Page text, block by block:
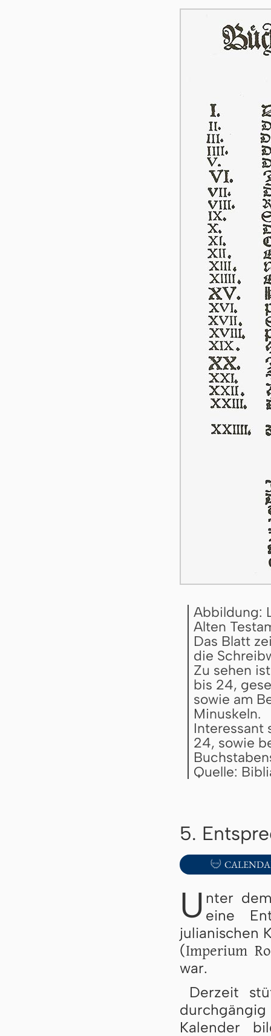
Abbildung:
Alten
Das Blatt
die
Zu sehen
bis 24,
sowie am
Minuskeln.
Interessant
24, sowie
Quelle:
5.

U nter
eine
julianischen
(Imperium
war.
Derzeit
Kalender